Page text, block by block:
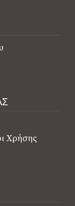
Χρήσης